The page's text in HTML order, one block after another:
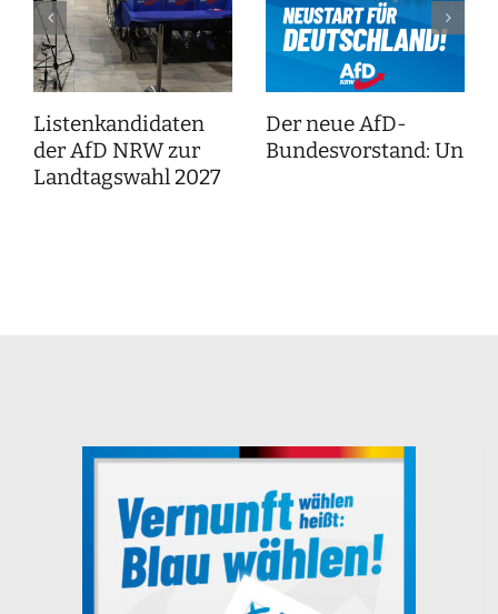
Listenkandidaten
der AfD NRW zur
Landtagswahl 2027
Der neue AfD-
Bundesvorstand: